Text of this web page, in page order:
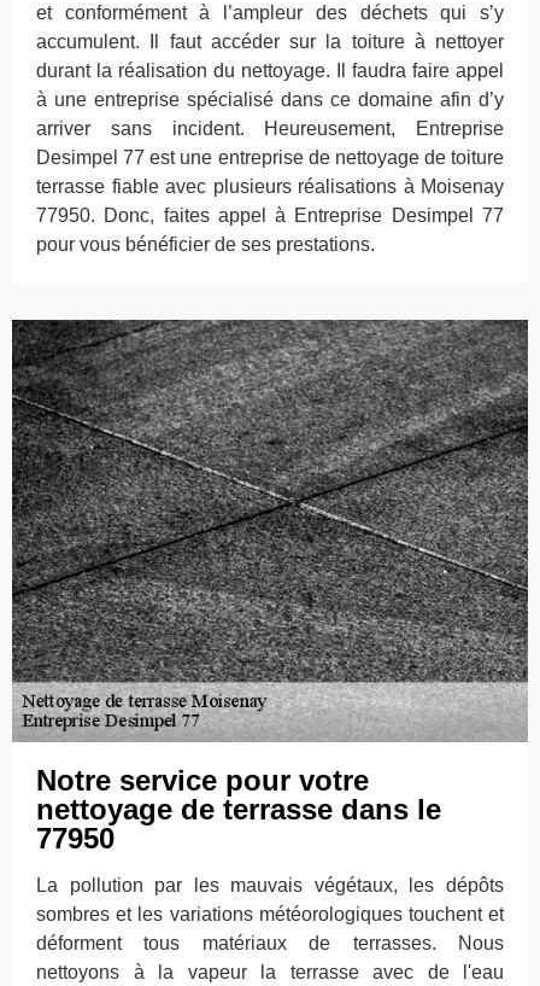
et conformément à l’ampleur des déchets qui s’y
accumulent. Il faut accéder sur la toiture à nettoyer
durant la réalisation du nettoyage. Il faudra faire appel
à une entreprise spécialisé dans ce domaine afin d’y
arriver sans incident. Heureusement, Entreprise
Desimpel 77 est une entreprise de nettoyage de toiture
terrasse fiable avec plusieurs réalisations à Moisenay
77950. Donc, faites appel à Entreprise Desimpel 77
pour vous bénéficier de ses prestations.
Notre service pour votre
nettoyage de terrasse dans le
77950
La pollution par les mauvais végétaux, les dépôts
sombres et les variations météorologiques touchent et
déforment tous matériaux de terrasses. Nous
nettoyons à la vapeur la terrasse avec de l'eau